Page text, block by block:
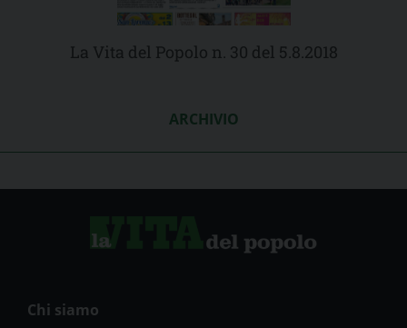
La Vita del Popolo n. 30 del 5.8.2018
ARCHIVIO
Chi siamo